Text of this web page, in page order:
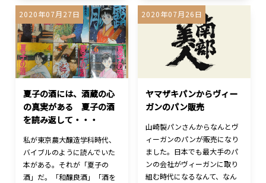
2020年07月27日
夏子の酒には、酒蔵の心
の真実がある 夏子の酒
を読み返して・・・
私が東京農大醸造学科時代、
バイブルのように読んでいた
本がある。それが「夏子の
酒」だ。「和醸良酒」「酒を
2020年07月26日
ヤマザキパンからヴィー
ガンのパン販売
山崎製パンさんからなんとヴ
ィーガンのパンが販売になり
ました。日本でも最大手のパ
ンの会社がヴィーガンに取り
組む時代になるなんて、なん